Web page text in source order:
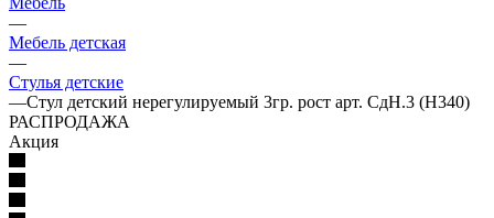
—
Мебель детская
—
Стулья детские
—Стул детский нерегулируемый 3гр. рост арт. СдН.3 (Н340)
РАСПРОДАЖА
Акция